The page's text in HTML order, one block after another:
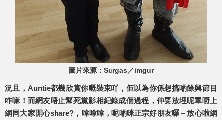
圖片來源：Surgas／imgur
況且，Auntie都幾欣賞你嘅裝束吖，佢以為你係想搞啲餘興節目
咋嘛！而網友唔止幫死黨影相紀錄成個過程，仲要放埋呢單嘢上
網同大家開心share?，嗱嗱嗱，呢啲咪正宗好朋友囉～放心啦網